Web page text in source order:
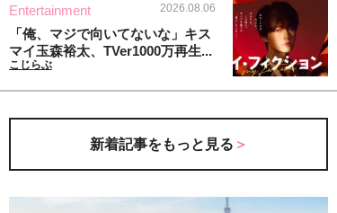
Entertainment 2026.08.06
「俺、マジで向いてないな」キス
マイ玉森裕太、TVer1000万再生...
こじらぶ
新着記事をもっと見る